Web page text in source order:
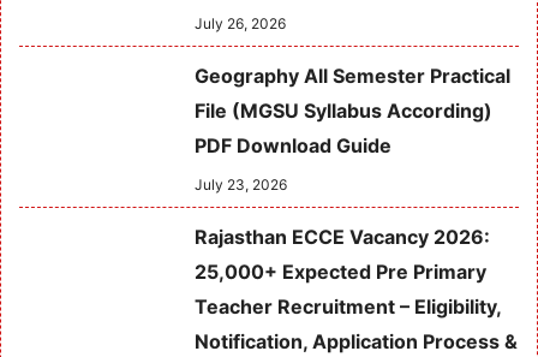
July 26, 2026
Geography All Semester Practical
File (MGSU Syllabus According)
PDF Download Guide
July 23, 2026
Rajasthan ECCE Vacancy 2026:
25,000+ Expected Pre Primary
Teacher Recruitment – Eligibility,
Notification, Application Process &